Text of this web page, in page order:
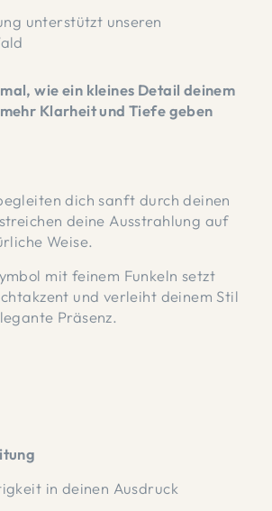
unterstützt unseren
wie ein kleines Detail deinem
Klarheit und Tiefe geben
dich sanft durch deinen
deine Ausstrahlung auf
Weise.
mit feinem Funkeln setzt
und verleiht deinem Stil
Präsenz.
in deinen Ausdruck